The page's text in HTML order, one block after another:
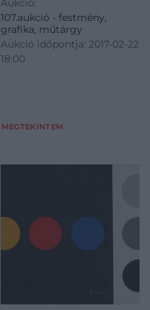
Aukció:
107.aukció - festmény,
grafika, műtárgy
Aukció időpontja: 2017-02-22
18:00
MEGTEKINTEM